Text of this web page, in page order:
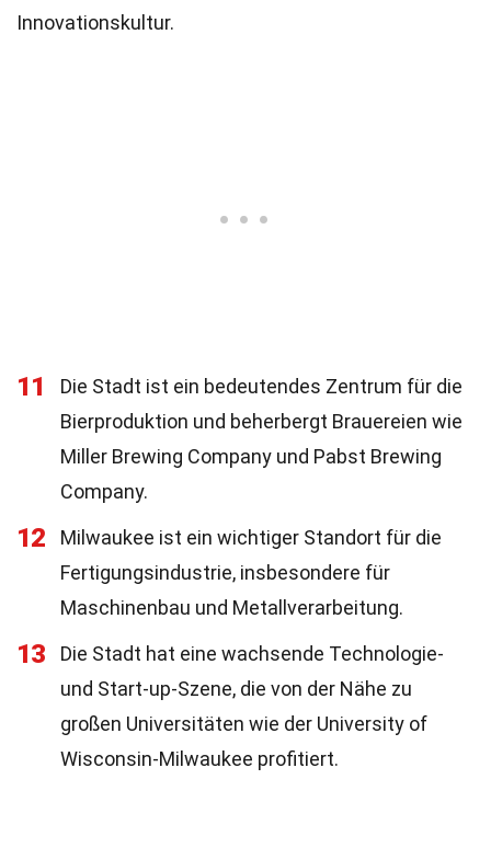
Innovationskultur.
11
Die Stadt ist ein bedeutendes Zentrum für die
Bierproduktion und beherbergt Brauereien wie
Miller Brewing Company und Pabst Brewing
Company.
12
Milwaukee ist ein wichtiger Standort für die
Fertigungsindustrie, insbesondere für
Maschinenbau und Metallverarbeitung.
13
Die Stadt hat eine wachsende Technologie-
und Start-up-Szene, die von der Nähe zu
großen Universitäten wie der University of
Wisconsin-Milwaukee profitiert.